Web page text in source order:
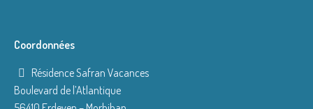
Coordonnées
Résidence Safran Vacances
Boulevard de l’Atlantique